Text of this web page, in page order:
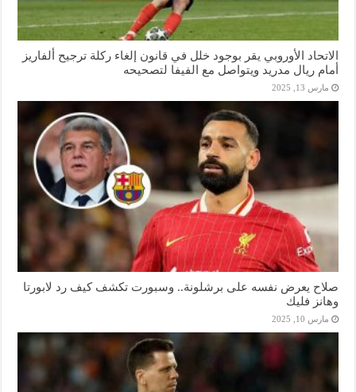
الاتحاد الأوروبي يقر بوجود خلل في قانون إلغاء ركلة ترجيح ألفاريز
أمام ريال مدريد ويتواصل مع الفيفا لتصحيحه
مارس 13, 2025
صلاح يعرض نفسه على برشلونة.. وسبورت تكشف كيف رد لابورتا
وهانز فليك
مارس 10, 2025